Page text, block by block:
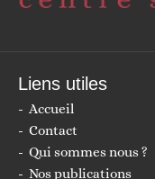
Liens utiles
Accueil
Contact
Qui sommes nous ?
Nos publications